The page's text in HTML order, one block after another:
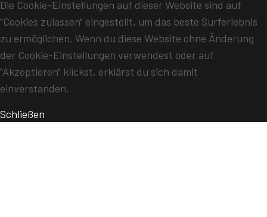
Die Cookie-Einstellungen auf dieser Website sind auf
"Cookies zulassen" eingestellt, um das beste Surferlebnis
zu ermöglichen. Wenn du diese Website ohne Änderung
der Cookie-Einstellungen verwendest oder auf
"Akzeptieren" klickst, erklärst du sich damit
einverstanden.
Schließen